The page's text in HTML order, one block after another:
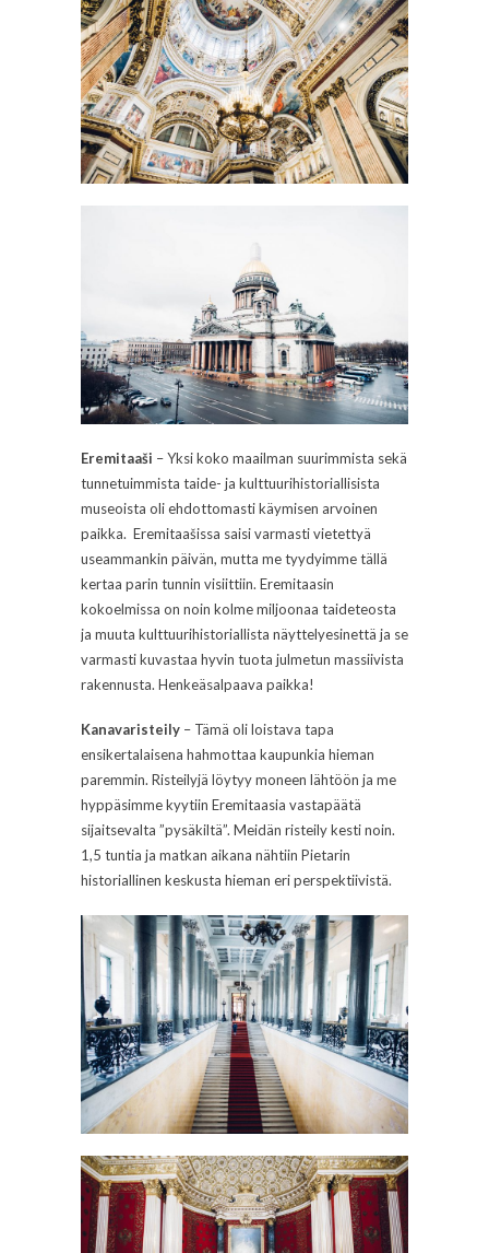
Eremitaaši – Yksi koko maailman suurimmista sekä
tunnetuimmista taide- ja kulttuurihistoriallisista
museoista oli ehdottomasti käymisen arvoinen
paikka. Eremitaašissa saisi varmasti vietettyä
useammankin päivän, mutta me tyydyimme tällä
kertaa parin tunnin visiittiin. Eremitaasin
kokoelmissa on noin kolme miljoonaa taideteosta
ja muuta kulttuurihistoriallista näyttelyesinettä ja se
varmasti kuvastaa hyvin tuota julmetun massiivista
rakennusta. Henkeäsalpaava paikka!
Kanavaristeily – Tämä oli loistava tapa
ensikertalaisena hahmottaa kaupunkia hieman
paremmin. Risteilyjä löytyy moneen lähtöön ja me
hyppäsimme kyytiin Eremitaasia vastapäätä
sijaitsevalta ”pysäkiltä”. Meidän risteily kesti noin.
1,5 tuntia ja matkan aikana nähtiin Pietarin
historiallinen keskusta hieman eri perspektiivistä.